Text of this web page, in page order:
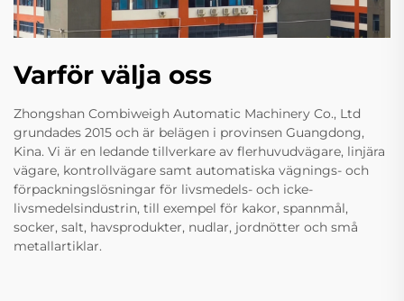
Varför välja oss
Zhongshan Combiweigh Automatic Machinery Co., Ltd
grundades 2015 och är belägen i provinsen Guangdong,
Kina. Vi är en ledande tillverkare av flerhuvudvägare, linjära
vägare, kontrollvägare samt automatiska vägnings- och
förpackningslösningar för livsmedels- och icke-
livsmedelsindustrin, till exempel för kakor, spannmål,
socker, salt, havsprodukter, nudlar, jordnötter och små
metallartiklar.